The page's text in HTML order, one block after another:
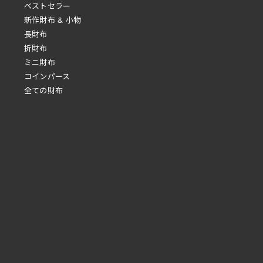
べストセラー
新作財布 & 小物
長財布
折財布
ミニ財布
コインパース
全ての財布